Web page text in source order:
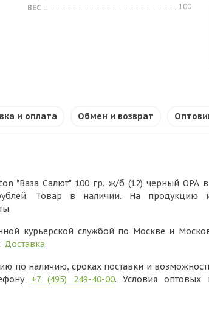
ВЕС
100
и оплата Обмен и возврат
"Ваза Салют" 100 гр. ж/б (12) черный ОРА в
Товар в наличии. На продукцию
курьерской службой по Москве и
Доставка.
по наличию, сроках поставки и
+7 (495) 249-40-00. Условия оптовых